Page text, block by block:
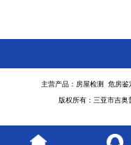
主营产品：房屋检测 危房
版权所有：三亚市吉奥